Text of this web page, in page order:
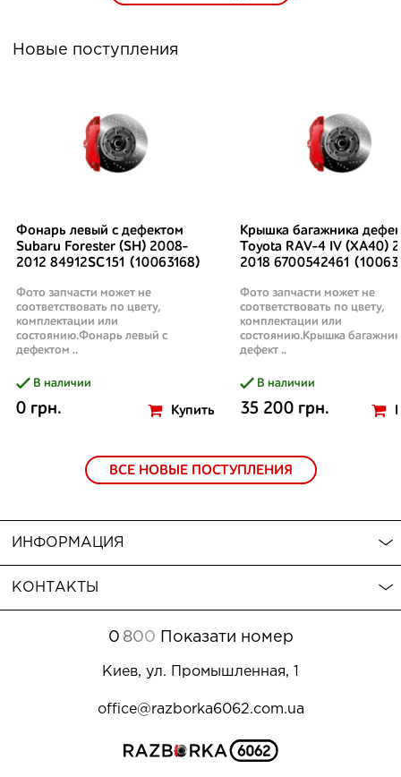
Новые поступления
Фонарь левый с дефектом
Subaru Forester (SH) 2008-
2012 84912SC151 (10063168)
Фото запчасти может не
соответствовать по цвету,
комплектации или
состоянию.Фонарь левый с
дефектом ..
В наличии
0 грн. Купить
Крышка багажника
Toyota RAV-4 IV (XA40)
2018 6700542461
Фото запчасти может не
соответствовать по цвету,
комплектации или
состоянию.Крышка
дефект ..
В наличии
35 200 грн.
ВСЕ НОВЫЕ ПОСТУПЛЕНИЯ
ИНФОРМАЦИЯ
КОНТАКТЫ
0 800 Показати номер
Киев, ул. Промышленная, 1
office@razborka6062.com.ua